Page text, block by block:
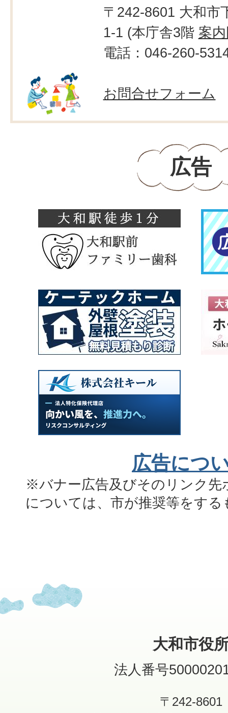
〒242-8601 大和市
1-1 (本庁舎3階 案
電話：046-260-
お問合せフォーム
広告
広告につ
※バナー広告及びそのリンク先
については、市が推奨等をす
大和市役
法人番号
〒242-8601